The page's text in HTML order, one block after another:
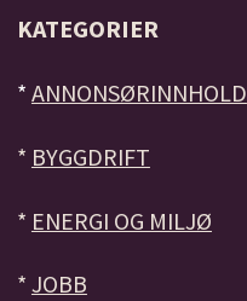
KATEGORIER
* ANNONSØRINNHOLD
* BYGGDRIFT
* ENERGI OG MILJØ
* JOBB